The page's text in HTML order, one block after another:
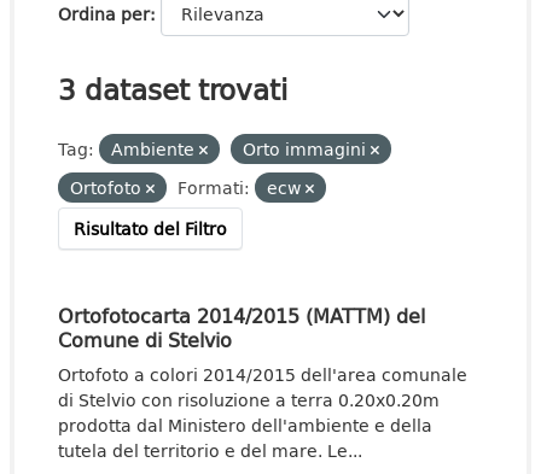
Ordina per
3 dataset trovati
Tag: Ambiente
Orto immagini
Ortofoto
Formati:
ecw
Risultato del Filtro
Ortofotocarta 2014/2015 (MATTM) del
Comune di Stelvio
Ortofoto a colori 2014/2015 dell'area comunale
di Stelvio con risoluzione a terra 0.20x0.20m
prodotta dal Ministero dell'ambiente e della
tutela del territorio e del mare. Le...